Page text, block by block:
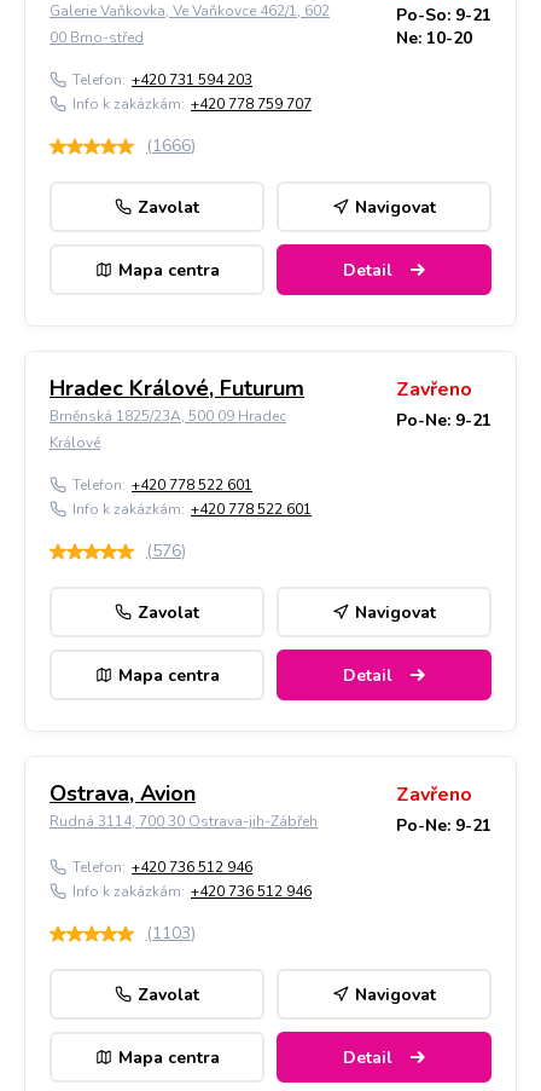
Galerie Vaňkovka, Ve Vaňkovce 462/1, 602
00 Brno-střed
Po-So: 9-21
Ne: 10-20
Telefon: +420 731 594 203
Info k zakázkám: +420 778 759 707
(1666)
Zavolat Navigovat
Mapa centra Detail
Hradec Králové, Futurum
Brněnská 1825/23A, 500 09 Hradec
Králové
Zavřeno
Po-Ne: 9-21
Telefon: +420 778 522 601
Info k zakázkám: +420 778 522 601
(576)
Zavolat Navigovat
Mapa centra Detail
Ostrava, Avion
Rudná 3114, 700 30 Ostrava-jih-Zábřeh
Zavřeno
Po-Ne: 9-21
Telefon: +420 736 512 946
Info k zakázkám: +420 736 512 946
(1103)
Zavolat Navigovat
Mapa centra Detail